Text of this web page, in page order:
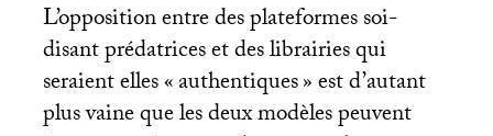
L’opposition entre des plateformes soi-
disant prédatrices et des librairies qui
seraient elles «authentiques» est d’autant
plus vaine que les deux modèles peuvent